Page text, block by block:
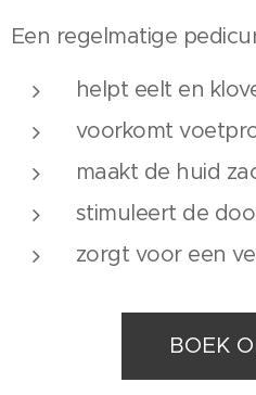
Een regelmatige
helpt eelt en
voorkomt
maakt de huid
stimuleert de
zorgt voor een
BOEK